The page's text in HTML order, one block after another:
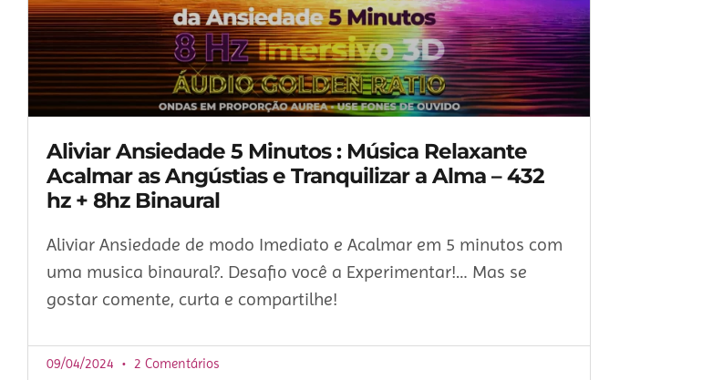
Aliviar Ansiedade 5 Minutos : Música Relaxante
Acalmar as Angústias e Tranquilizar a Alma – 432
hz + 8hz Binaural
Aliviar Ansiedade de modo Imediato e Acalmar em 5 minutos com
uma musica binaural?. Desafio você a Experimentar!… Mas se
gostar comente, curta e compartilhe!
09/04/2024 2 Comentários